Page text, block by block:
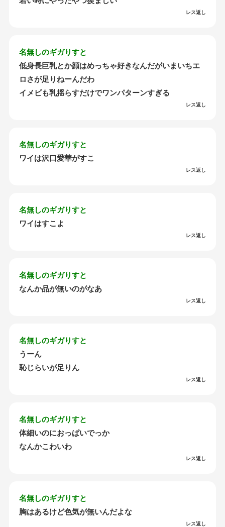
レス返し
名無しのギガりすと
低身長巨乳とか顔はめっちゃ好きなんだがいまいちエ
ロさが足りねーんだわ
イメビも乳揺らすだけでワンパターンすぎる
レス返し
名無しのギガりすと
ワイは沢口愛華がすこ
レス返し
名無しのギガりすと
ワイはすこよ
レス返し
名無しのギガりすと
なんか品が無いのがなあ
レス返し
名無しのギガりすと
うーん
恥じらいが足りん
レス返し
名無しのギガりすと
体細いのにおっぱいでっか
なんかこわいわ
レス返し
名無しのギガりすと
胸はあるけど色気が無いんだよな
レス返し